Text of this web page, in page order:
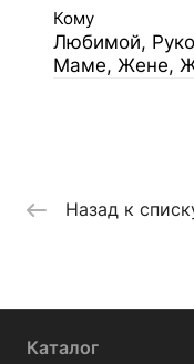
Кому
Любимой,
Маме, Жене,
Назад к
Каталог